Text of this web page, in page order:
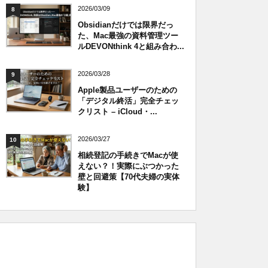
8 2026/03/09
Obsidianだけでは限界だっ
た、Mac最強の資料管理ツー
ルDEVONthink 4と組み合わ...
9 2026/03/28
Apple製品ユーザーのための
「デジタル終活」完全チェッ
クリスト – iCloud・...
10 2026/03/27
相続登記の手続きでMacが使
えない？！実際にぶつかった
壁と回避策【70代夫婦の実体
験】